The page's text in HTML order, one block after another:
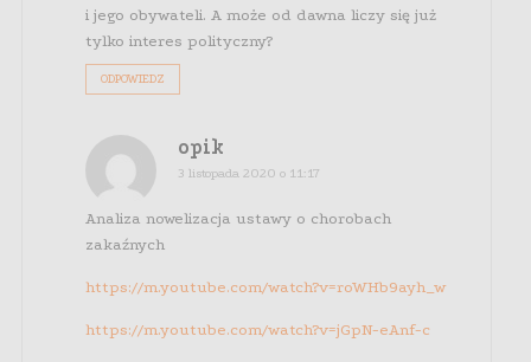
i jego obywateli. A może od dawna liczy się już
tylko interes polityczny?
ODPOWIEDZ
opik
3 listopada 2020 o 11:17
Analiza nowelizacja ustawy o chorobach
zakaźnych
https://m.youtube.com/watch?v=roWHb9ayh_w
https://m.youtube.com/watch?v=jGpN-eAnf-c